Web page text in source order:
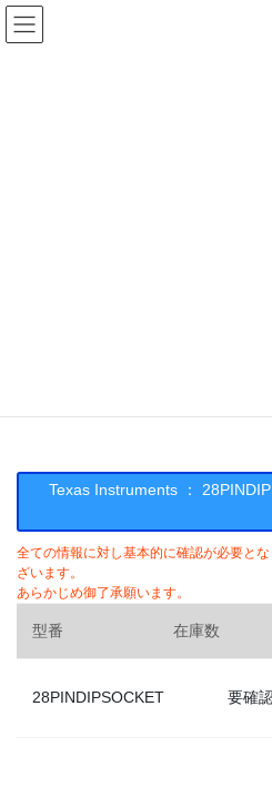
コ
ン
ナ
ビ
Texas Instruments ：
全ての情報に対し基本的に確認が必要と
ざいます。
あらかじめ御了承願います。
型番 在庫数
28PINDIPSOCKET 要確